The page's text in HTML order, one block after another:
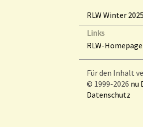
RLW Winter
Links
RLW-Homepage
Für den Inhalt
© 1999-2026 nu
Datenschutz